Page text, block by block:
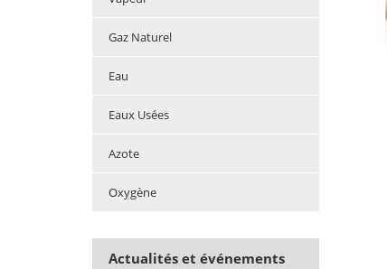
Gaz Naturel
Eau
Eaux Usées
Azote
Oxygène
Actualités et événements